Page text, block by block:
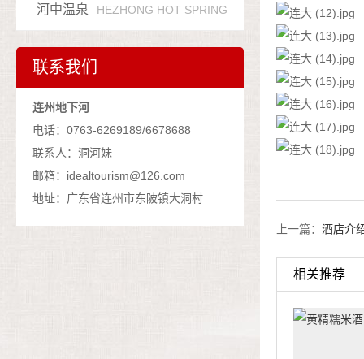
河中温泉 HEZHONG HOT SPRING
联系我们
连州地下河
电话：0763-6269189/6678688
联系人：洞河妹
邮箱：idealtourism@126.com
地址：广东省连州市东陂镇大洞村
上一篇： 酒店介
相关推荐